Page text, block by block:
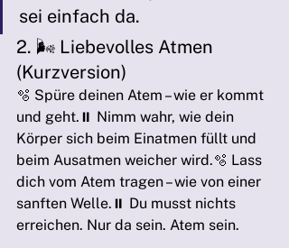
sei einfach da.
2. 🌬️ Liebevolles Atmen
(Kurzversion)
🫧 Spüre deinen Atem – wie er kommt
und geht.⏸️ Nimm wahr, wie dein
Körper sich beim Einatmen füllt und
beim Ausatmen weicher wird.🫧 Lass
dich vom Atem tragen – wie von einer
sanften Welle.⏸️ Du musst nichts
erreichen. Nur da sein. Atem sein.